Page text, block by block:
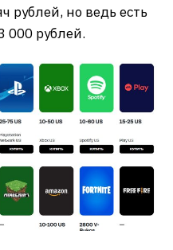
рублей, но ведь есть
000 рублей.